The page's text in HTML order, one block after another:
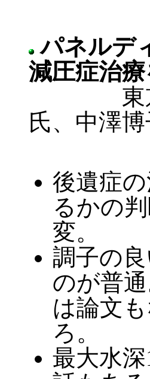
パネルデ
減圧症治療
東京医
氏、中澤
後遺症
るかの
変。
調子の
のが普
は論文
ろ。
最大水